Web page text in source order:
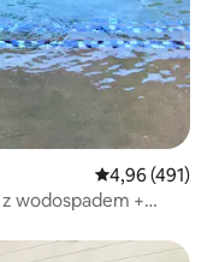
Średnia
4,96 (491)
wodospadem +